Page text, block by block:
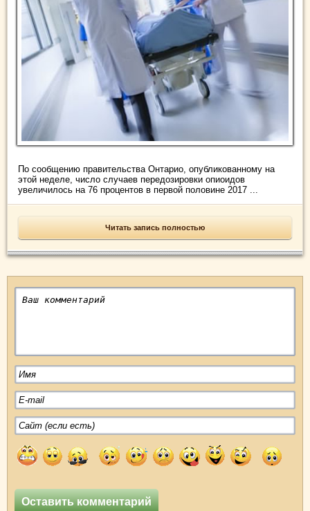
По сообщению правительства Онтарио, опубликованному на
этой неделе, число случаев передозировки опиоидов
увеличилось на 76 процентов в первой половине 2017 ...
Читать запись полностью